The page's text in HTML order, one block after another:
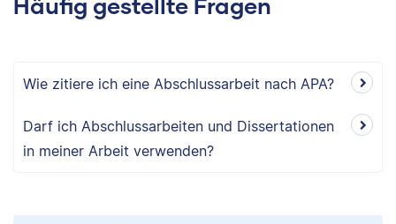
Häufig gestellte Fragen
Wie zitiere ich eine Abschlussarbeit nach APA?
Darf ich Abschlussarbeiten und Dissertationen
in meiner Arbeit verwenden?